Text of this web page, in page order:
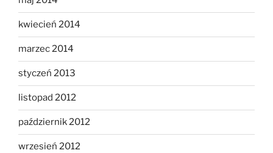
kwiecień 2014
marzec 2014
styczeń 2013
listopad 2012
październik 2012
wrzesień 2012